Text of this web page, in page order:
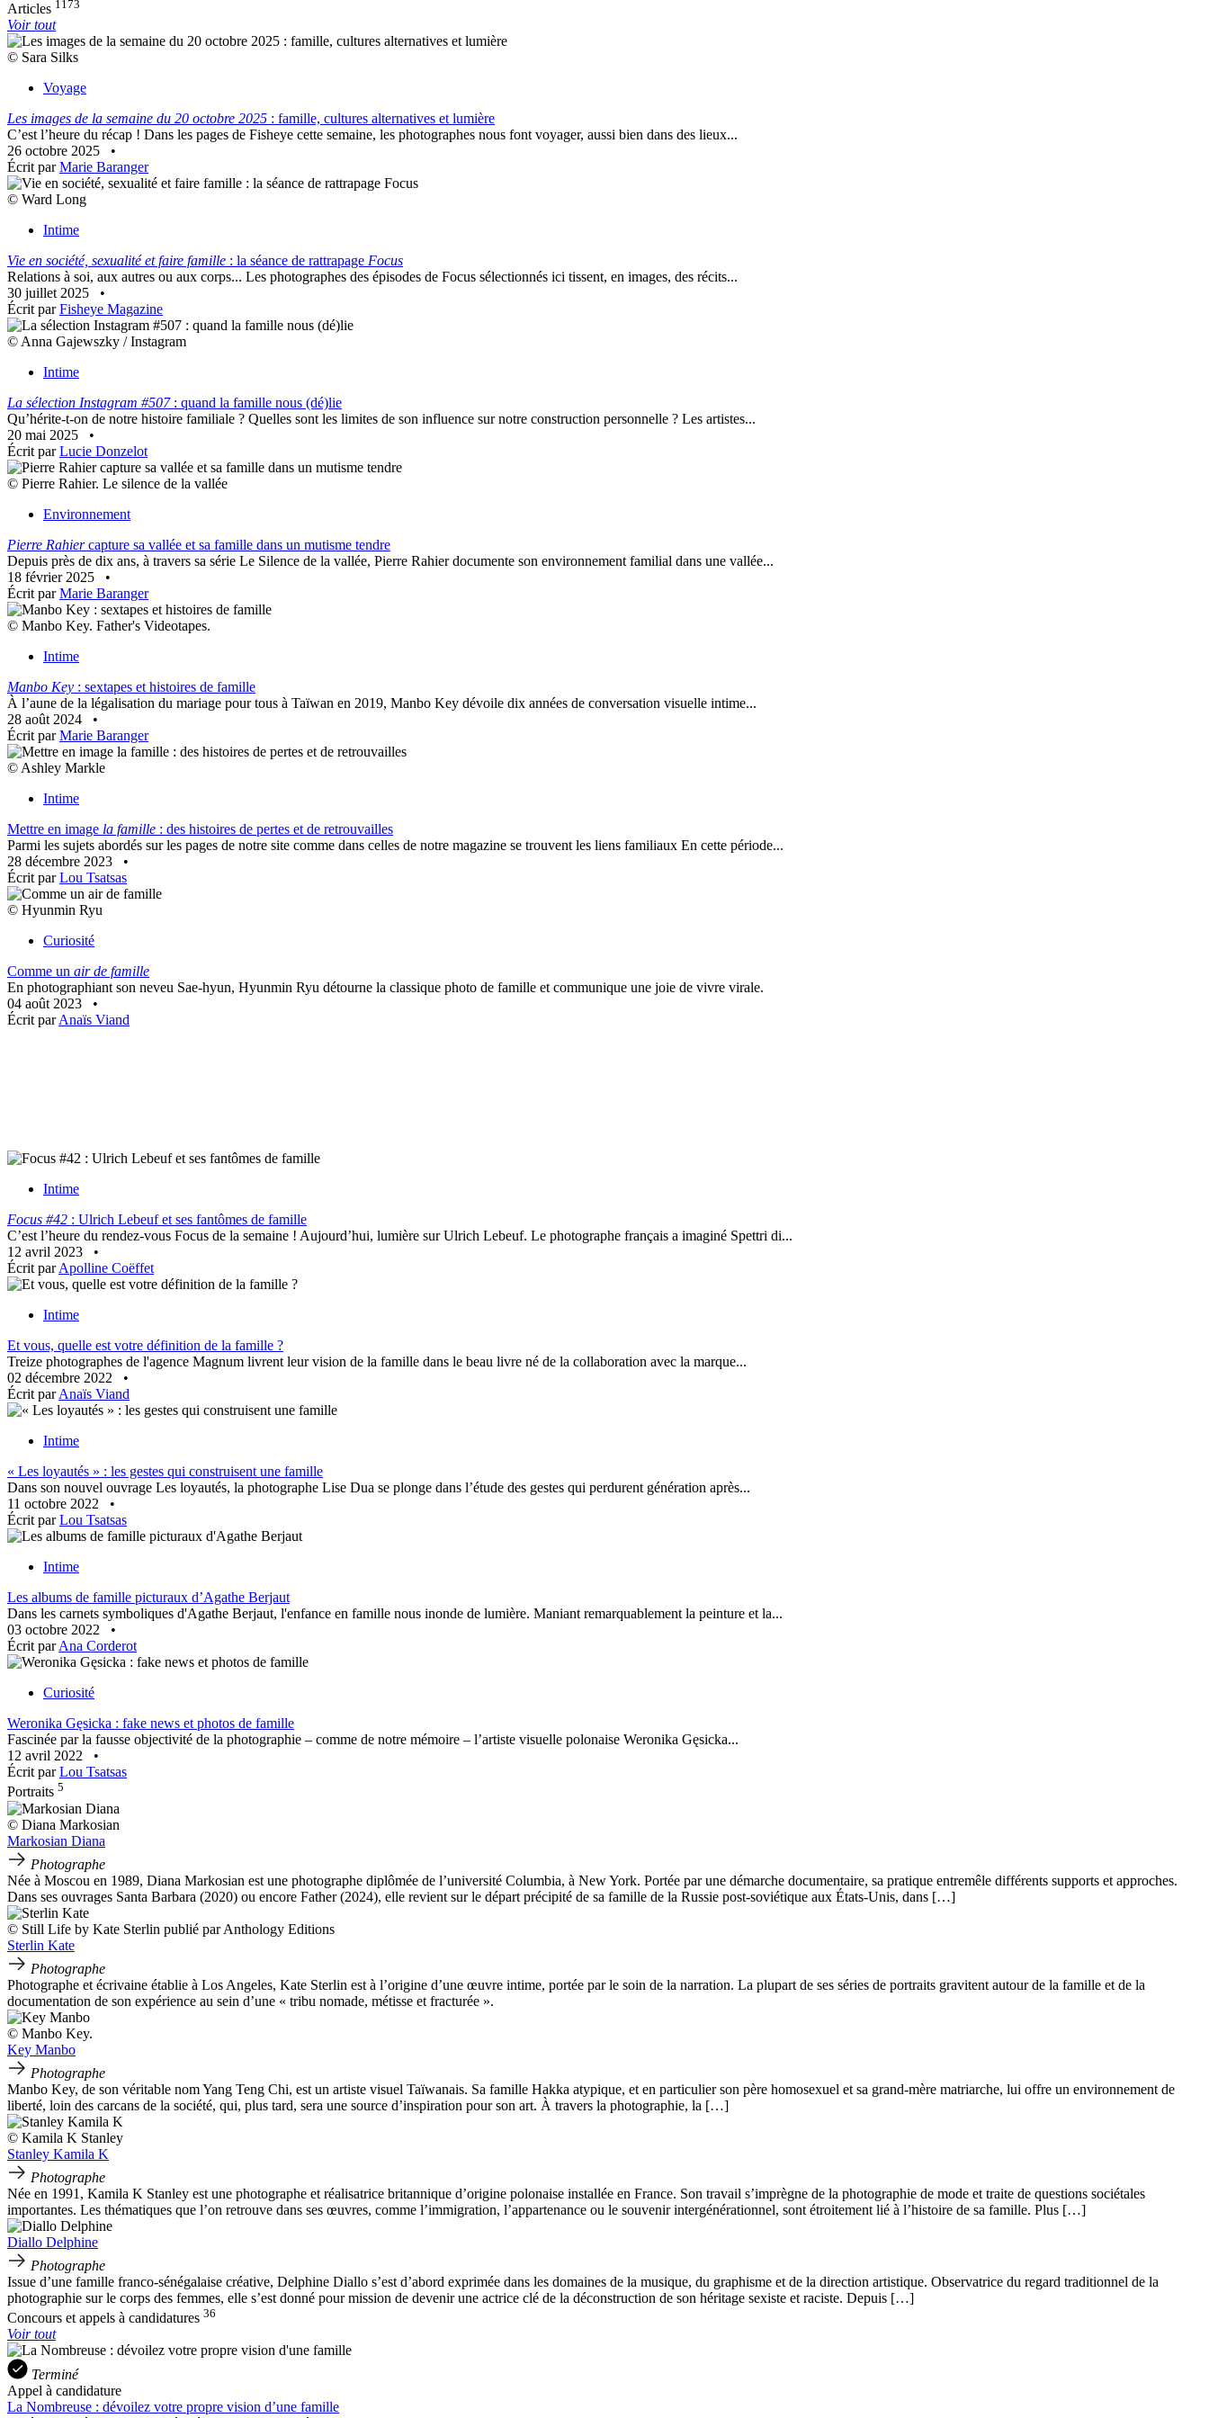
Articles 1173
Voir tout
© Sara Silks
Voyage
Les images de la semaine du 20 octobre 2025 : famille, cultures alternatives et lumière
C’est l’heure du récap ! Dans les pages de Fisheye cette semaine, les photographes nous font voyager, aussi bien dans des lieux...
26 octobre 2025
•
Écrit parMarie Baranger
© Ward Long
Intime
Vie en société, sexualité et faire famille : la séance de rattrapage Focus
Relations à soi, aux autres ou aux corps... Les photographes des épisodes de Focus sélectionnés ici tissent, en images, des récits...
30 juillet 2025
•
Écrit parFisheye Magazine
© Anna Gajewszky / Instagram
Intime
La sélection Instagram #507: quand la famille nous (dé)lie
Qu’hérite-t-on de notre histoire familiale ? Quelles sont les limites de son influence sur notre construction personnelle ? Les artistes...
20 mai 2025
•
Écrit parLucie Donzelot
© Pierre Rahier. Le silence de la vallée
Environnement
Pierre Rahiercapture sa vallée et sa famille dans un mutisme tendre
Depuis près de dix ans, à travers sa série Le Silence de la vallée, Pierre Rahier documente son environnement familial dans une vallée...
18 février 2025
•
Écrit parMarie Baranger
© Manbo Key. Father's Videotapes.
Intime
Manbo Key : sextapes et histoires de famille
À l’aune de la légalisation du mariage pour tous à Taïwan en 2019, Manbo Key dévoile dix années de conversation visuelle intime...
28 août 2024
•
Écrit parMarie Baranger
© Ashley Markle
Intime
Mettre en image la famille : des histoires de pertes et de retrouvailles
Parmi les sujets abordés sur les pages de notre site comme dans celles de notre magazine se trouvent les liens familiaux En cette période...
28 décembre 2023
•
Écrit parLou Tsatsas
© Hyunmin Ryu
Curiosité
Comme un air de famille
En photographiant son neveu Sae-hyun, Hyunmin Ryu détourne la classique photo de famille et communique une joie de vivre virale.
04 août 2023
•
Écrit parAnaïs Viand
Intime
Focus #42 : Ulrich Lebeuf et ses fantômes de famille
C’est l’heure du rendez-vous Focus de la semaine ! Aujourd’hui, lumière sur Ulrich Lebeuf. Le photographe français a imaginé Spettri di...
12 avril 2023
•
Écrit parApolline Coëffet
Intime
Et vous, quelle est votre définition de la famille ?
Treize photographes de l'agence Magnum livrent leur vision de la famille dans le beau livre né de la collaboration avec la marque...
02 décembre 2022
•
Écrit parAnaïs Viand
Intime
« Les loyautés » : les gestes qui construisent une famille
Dans son nouvel ouvrage Les loyautés, la photographe Lise Dua se plonge dans l’étude des gestes qui perdurent génération après...
11 octobre 2022
•
Écrit parLou Tsatsas
Intime
Les albums de famille picturaux d’Agathe Berjaut
Dans les carnets symboliques d'Agathe Berjaut, l'enfance en famille nous inonde de lumière. Maniant remarquablement la peinture et la...
03 octobre 2022
•
Écrit parAna Corderot
Curiosité
Weronika Gęsicka : fake news et photos de famille
Fascinée par la fausse objectivité de la photographie – comme de notre mémoire – l’artiste visuelle polonaise Weronika Gęsicka...
12 avril 2022
•
Écrit parLou Tsatsas
Portraits 5
© Diana Markosian
Markosian Diana
Photographe
Née à Moscou en 1989, Diana Markosian est une photographe diplômée de l’université Columbia, à New York. Portée par une démarche documentaire, sa pratique entremêle différents supports et approches.
Dans ses ouvrages Santa Barbara (2020) ou encore Father (2024), elle revient sur le départ précipité de sa famille de la Russie post-soviétique aux États-Unis, dans […]
© Still Life by Kate Sterlin publié par Anthology Editions
Sterlin Kate
Photographe
Photographe et écrivaine établie à Los Angeles, Kate Sterlin est à l’origine d’une œuvre intime, portée par le soin de la narration. La plupart de ses séries de portraits gravitent autour de la famille et de la
documentation de son expérience au sein d’une « tribu nomade, métisse et fracturée ».
© Manbo Key.
Key Manbo
Photographe
Manbo Key, de son véritable nom Yang Teng Chi, est un artiste visuel Taïwanais. Sa famille Hakka atypique, et en particulier son père homosexuel et sa grand-mère matriarche, lui offre un environnement de
liberté, loin des carcans de la société, qui, plus tard, sera une source d’inspiration pour son art. À travers la photographie, la […]
© Kamila K Stanley
Stanley Kamila K
Photographe
Née en 1991, Kamila K Stanley est une photographe et réalisatrice britannique d’origine polonaise installée en France. Son travail s’imprègne de la photographie de mode et traite de questions sociétales
importantes. Les thématiques que l’on retrouve dans ses œuvres, comme l’immigration, l’appartenance ou le souvenir intergénérationnel, sont étroitement lié à l’histoire de sa famille. Plus […]
Diallo Delphine
Photographe
Issue d’une famille franco-sénégalaise créative, Delphine Diallo s’est d’abord exprimée dans les domaines de la musique, du graphisme et de la direction artistique. Observatrice du regard traditionnel de la
photographie sur le corps des femmes, elle s’est donné pour mission de devenir une actrice clé de la déconstruction de son héritage sexiste et raciste. Depuis […]
Concours et appels à candidatures 36
Voir tout
Terminé
Appel à candidature
La Nombreuse : dévoilez votre propre vision d’une famille